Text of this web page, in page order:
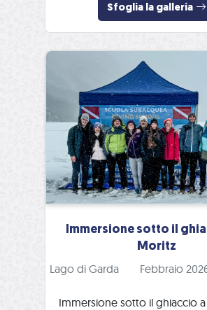
Sfoglia la galleria
Immersione sotto il
Moritz
Lago di Garda Febbraio
Immersione sotto il ghiaccio a